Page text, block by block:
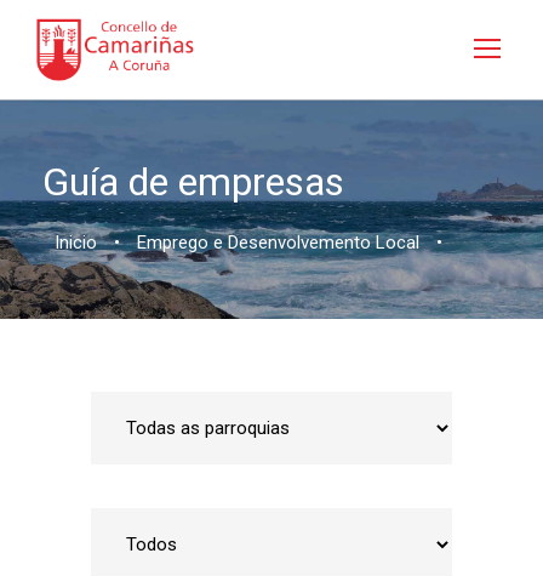
Guía de empresas
Inicio • Emprego e Desenvolvemento Local •